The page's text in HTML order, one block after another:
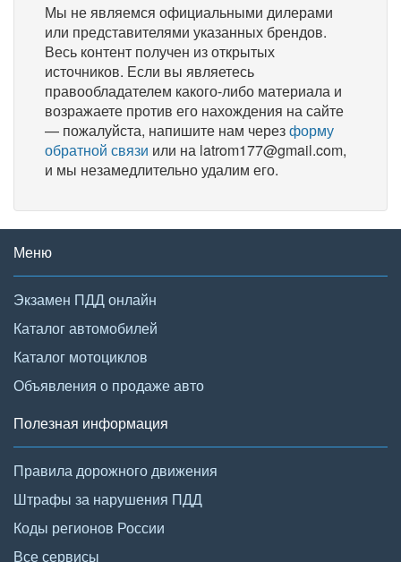
Мы не являемся официальными дилерами
или представителями указанных брендов.
Весь контент получен из открытых
источников. Если вы являетесь
правообладателем какого-либо материала и
возражаете против его нахождения на сайте
— пожалуйста, напишите нам черезформу
обратной связи или на latrom177@gmail.com,
и мы незамедлительно удалим его.
Меню
Экзамен ПДД онлайн
Каталог автомобилей
Каталог мотоциклов
Объявления о продаже авто
Полезная информация
Правила дорожного движения
Штрафы за нарушения ПДД
Коды регионов России
Все сервисы